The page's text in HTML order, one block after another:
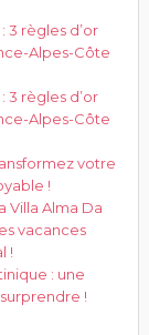
3 règles d’or
Alpes-Côte
3 règles d’or
Alpes-Côte
votre
!
Villa Alma Da
vacances
!
: une
!